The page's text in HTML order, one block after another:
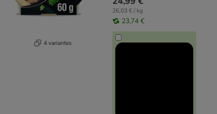
4 variantes
26,03 € / kg
23,74 €